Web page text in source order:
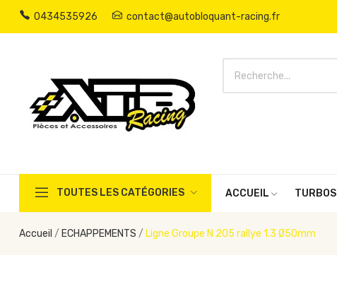
0434535926 contact@autobloquant-racing.fr
TOUTES LES CATÉGORIES ACCUEIL TURBOS
Accueil ECHAPPEMENTS Ligne Groupe N 205 rallye 1.3 Ø50mm